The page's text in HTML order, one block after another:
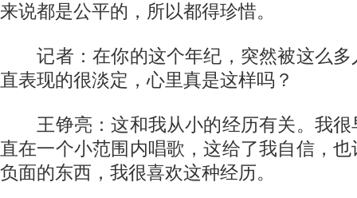
来说都是公平的，所以都得珍惜。
记者：在你的这个年纪，突然被这么多
直表现的很淡定，心里真是这样吗？
王铮亮：这和我从小的经历有关。我很
直在一个小范围内唱歌，这给了我自信，
负面的东西，我很喜欢这种经历。